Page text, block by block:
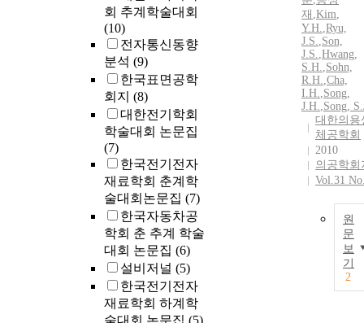
회 추계학술대회
(10)
전자통신동향
분석 (9)
한국표면공학
회지 (8)
대한전기학회
학술대회 논문집
(7)
한국전기전자
재료학회 춘계학
술대회논문집 (7)
한국자동차공
학회 춘 추계 학술
대회 논문집 (6)
설비저널 (5)
한국전기전자
재료학회 하계학
재 ,Kim,
Y.H.,Ryu,
J.S.,Son,
J.S.,Hwang,
S.H.,Sohn,
R.H.,Cha,
I.H.,Song,
J.H.,Song,
대한의용
체공학회
2010
의공학회
Vol.31
원
문
보
기
2